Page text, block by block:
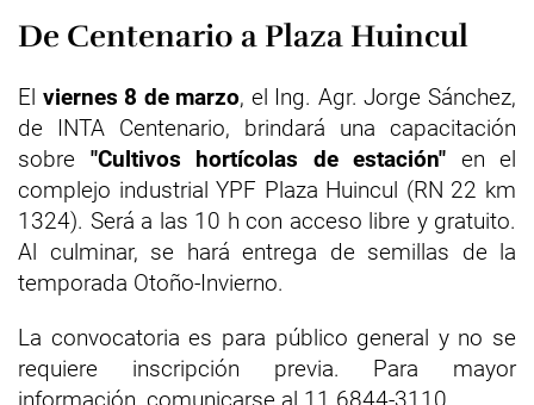
De Centenario a Plaza Huincul
El viernes 8 de marzo, el Ing. Agr. Jorge Sánchez,
de INTA Centenario, brindará una capacitación
sobre "Cultivos hortícolas de estación" en el
complejo industrial YPF Plaza Huincul (RN 22 km
1324). Será a las 10 h con acceso libre y gratuito.
Al culminar, se hará entrega de semillas de la
temporada Otoño-Invierno.
La convocatoria es para público general y no se
requiere inscripción previa. Para mayor